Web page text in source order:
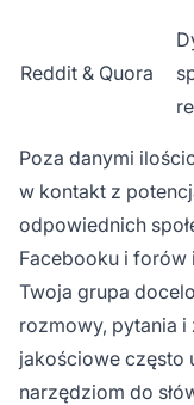
Reddit & Quora
Poza danymi
w kontakt z
odpowiednich
Facebooku i
Twoja grupa
rozmowy, pytania i
jakościowe często
narzędziom do